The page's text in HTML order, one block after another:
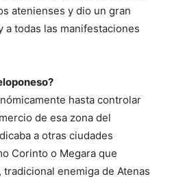
atenienses y dio un gran
a todas las manifestaciones
hasta controlar
de esa zona del
a otras ciudades
Corinto o Megara que
enemiga de Atenas